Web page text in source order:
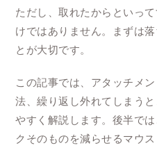
ただし、取れたからといっ
けではありません。まずは
とが大切です。
この記事では、アタッチメ
法、繰り返し外れてしまう
やすく解説します。後半で
クそのものを減らせるマウ